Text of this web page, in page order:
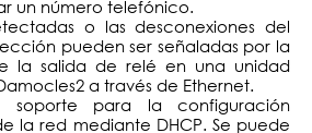
un número telefónico.
o las desconexiones del
pueden ser señaladas por la
la salida de relé en una unidad
a través de Ethernet.
soporte para la configuración
la red mediante DHCP. Se puede